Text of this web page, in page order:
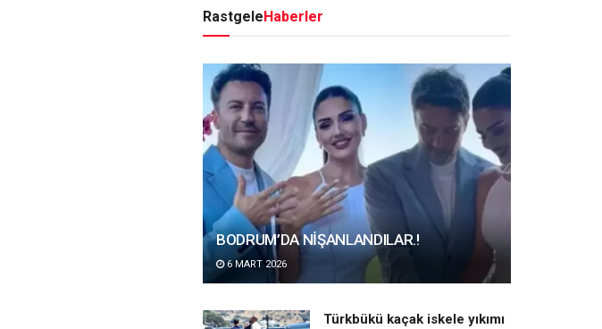
RastgeleHaberler
BODRUM’DA NİŞANLANDILAR.!
6 MART 2026
Türkbükü kaçak iskele yıkımı